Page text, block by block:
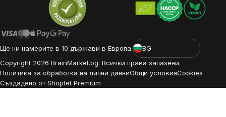
Ще ни намерите в 10 държави в Европа:
BG
Copyright 2026 BrainMarket.bg. Всички права запазени.
Политика за обработка на лични данниОбщи условияCookies
Създадено от Shoptet Premium